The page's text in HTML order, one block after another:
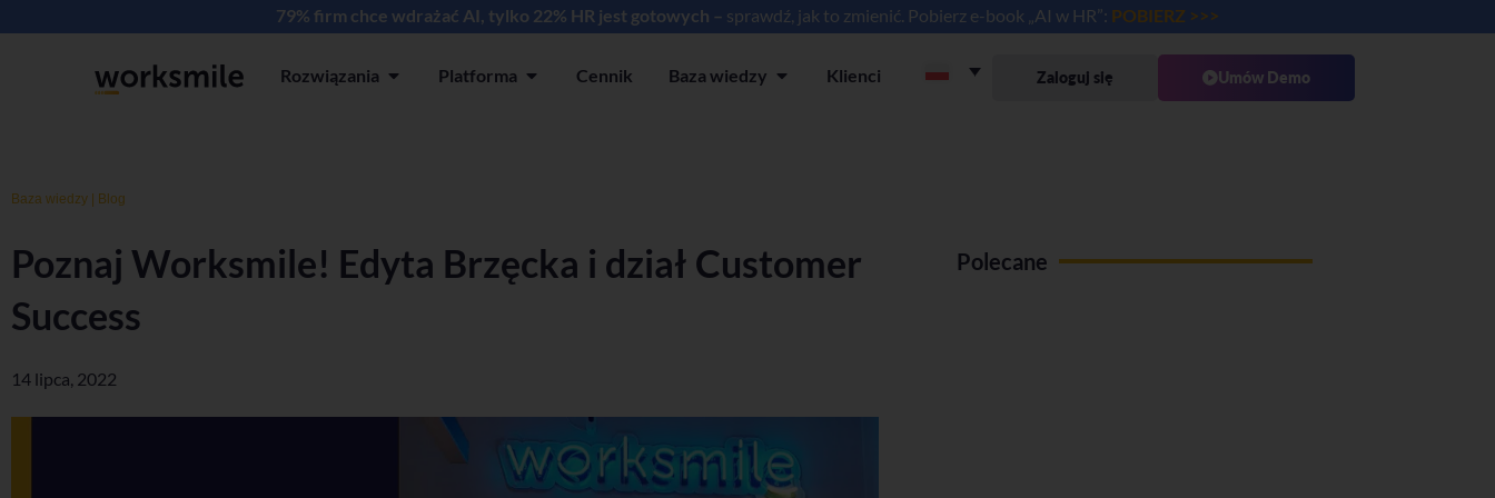
79% firm chce wdrażać AI, tylko 22% HR jest gotowych – sprawdź, jak to zmienić. Pobierz e-book „AI w HR”: POBIERZ >>>
Rozwiązania Open Rozwiązania
Platforma Open Platforma
Cennik Baza wiedzy Open Baza wiedzy
Klienci Zaloguj się Umów Demo
Baza wiedzy Blog
Poznaj Worksmile! Edyta Brzęcka i dział Customer
Success
14 lipca, 2022
Polecane